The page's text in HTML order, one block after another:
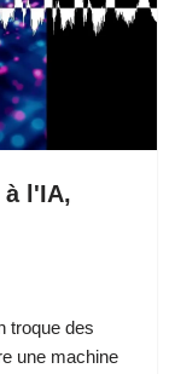
à l'IA,
troque des
une machine